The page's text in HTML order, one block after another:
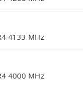
4133 MHz
4000 MHz